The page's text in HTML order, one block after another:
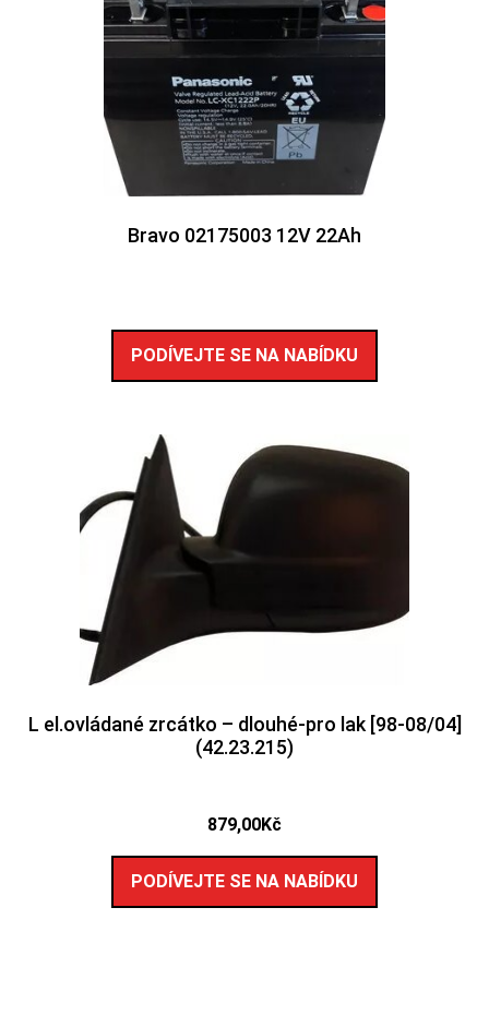
Bravo 02175003 12V 22Ah
PODÍVEJTE SE NA NABÍDKU
L el.ovládané zrcátko – dlouhé-pro lak [98-08/04]
(42.23.215)
879,00Kč
PODÍVEJTE SE NA NABÍDKU